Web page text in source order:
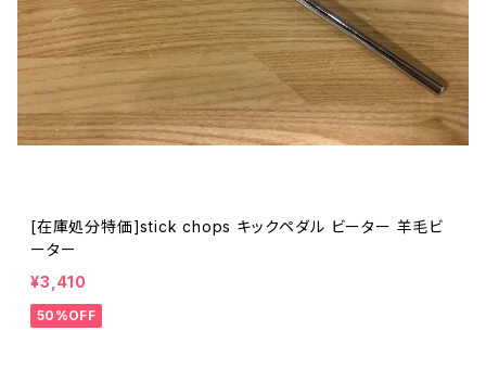
[在庫処分特価]stick chops キックペダル ビーター 羊毛ビ
ーター
¥3,410
50%OFF